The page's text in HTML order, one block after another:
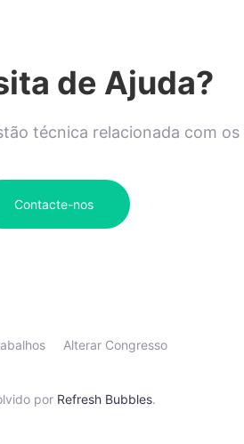
de Ajuda?
técnica relacionada com
Contacte-nos
Alterar Congresso
por Refresh Bubbles.